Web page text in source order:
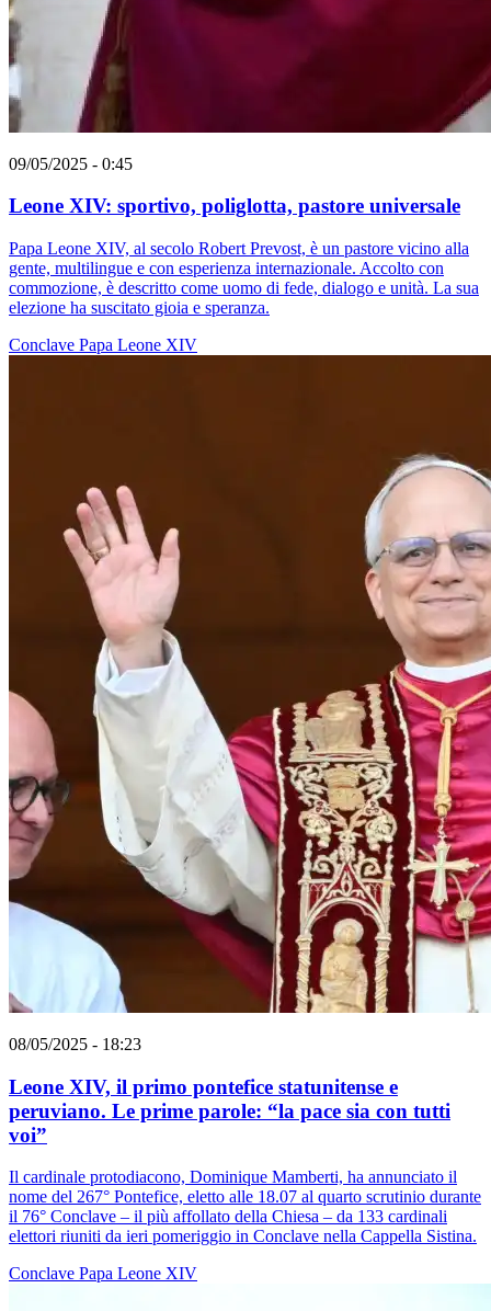
09/05/2025 - 0:45
Leone XIV: sportivo, poliglotta, pastore universale
Papa Leone XIV, al secolo Robert Prevost, è un pastore vicino alla
gente, multilingue e con esperienza internazionale. Accolto con
commozione, è descritto come uomo di fede, dialogo e unità. La sua
elezione ha suscitato gioia e speranza.
Conclave Papa Leone XIV
08/05/2025 - 18:23
Leone XIV, il primo pontefice statunitense e
peruviano. Le prime parole: “la pace sia con tutti
voi”
Il cardinale protodiacono, Dominique Mamberti, ha annunciato il
nome del 267° Pontefice, eletto alle 18.07 al quarto scrutinio durante
il 76° Conclave – il più affollato della Chiesa – da 133 cardinali
elettori riuniti da ieri pomeriggio in Conclave nella Cappella Sistina.
Conclave Papa Leone XIV